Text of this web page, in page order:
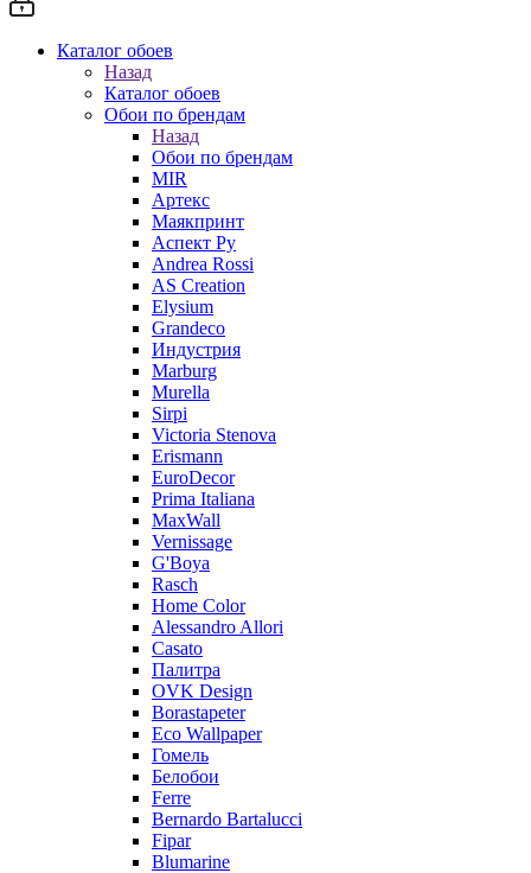
Каталог обоев
Назад
Каталог обоев
Обои по брендам
Назад
Обои по брендам
MIR
Артекс
Маякпринт
Аспект Ру
Andrea Rossi
AS Creation
Elysium
Grandeco
Индустрия
Marburg
Murella
Sirpi
Victoria Stenova
Erismann
EuroDecor
Prima Italiana
MaxWall
Vernissage
G'Boya
Rasch
Home Color
Alessandro Allori
Casato
Палитра
OVK Design
Borastapeter
Eco Wallpaper
Гомель
Белобои
Ferre
Bernardo Bartalucci
Fipar
Blumarine